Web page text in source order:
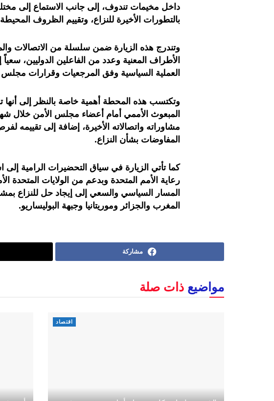
داخل مخيمات تندوف، إلى جانب الاستماع إلى
بالتطورات الأخيرة للنزاع، وتقييم الظروف
وتندرج هذه الزيارة ضمن سلسلة من الاتصالات
الأطراف المعنية وعدد من الفاعلين الدوليين، سعياً
العملية السياسية وفق المرجعيات وقرارات
وتكتسب هذه المحطة أهمية خاصة بالنظر إلى أنها
المبعوث الأممي أمام أعضاء مجلس الأمن خلال
مشاوراته واتصالاته الأخيرة، إضافة إلى تقييمه
المفاوضات بشأن النزاع.
كما تأتي الزيارة في سياق التحضيرات الرامية
رعاية الأمم المتحدة وبدعم من الولايات المتحدة
المسار السياسي والسعي إلى إيجاد حل للنزاع
المغرب والجزائر وموريتانيا وجبهة البوليساريو.
مشاركة
مواضيع ذات صلة
اقتصاد